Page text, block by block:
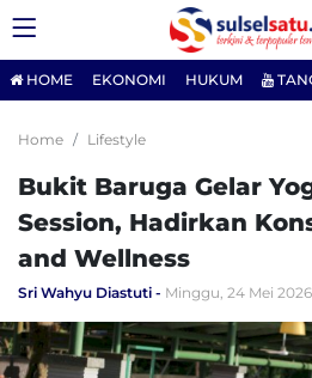
HOME EKONOMI HUKUM
Home Lifestyle
Bukit Baruga Gelar
Session, Hadirkan
and Wellness
Sri Wahyu Diastuti Minggu, 24 Mei 2026